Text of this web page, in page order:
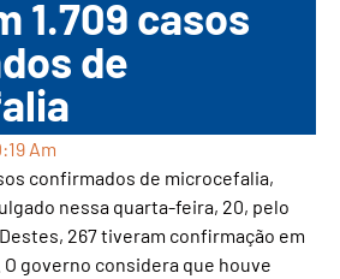
1.709 casos
de
Am
confirmados de microcefalia,
nessa quarta-feira, 20, pelo
267 tiveram confirmação em
governo considera que houve